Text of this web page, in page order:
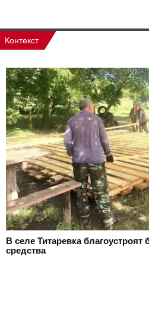
Контекст
В селе Титаревка благоустроят
средства